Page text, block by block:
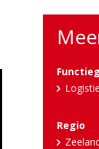
Regio